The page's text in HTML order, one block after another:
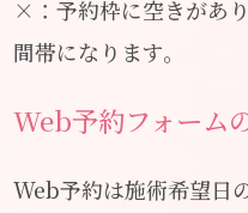
×：予約枠に空きがあ
間帯になります。
Web予約フォーム
Web予約は施術希望日